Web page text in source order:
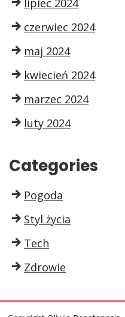
czerwiec 2024
maj 2024
kwiecień 2024
marzec 2024
luty 2024
Categories
Pogoda
Styl życia
Tech
Zdrowie